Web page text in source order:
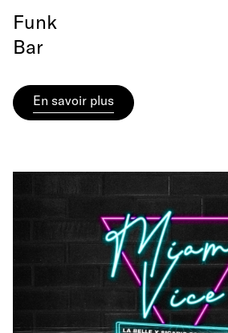
Funk
Bar
En savoir plus